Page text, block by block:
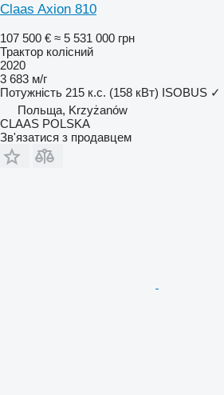
Claas Axion 810
107 500 € ≈ 5 531 000 грн
Трактор колісний
2020
3 683 м/г
Потужність 215 к.с. (158 кВт) ISOBUS ✓
Польща, Krzyżanów
CLAAS POLSKA
Зв'язатися з продавцем